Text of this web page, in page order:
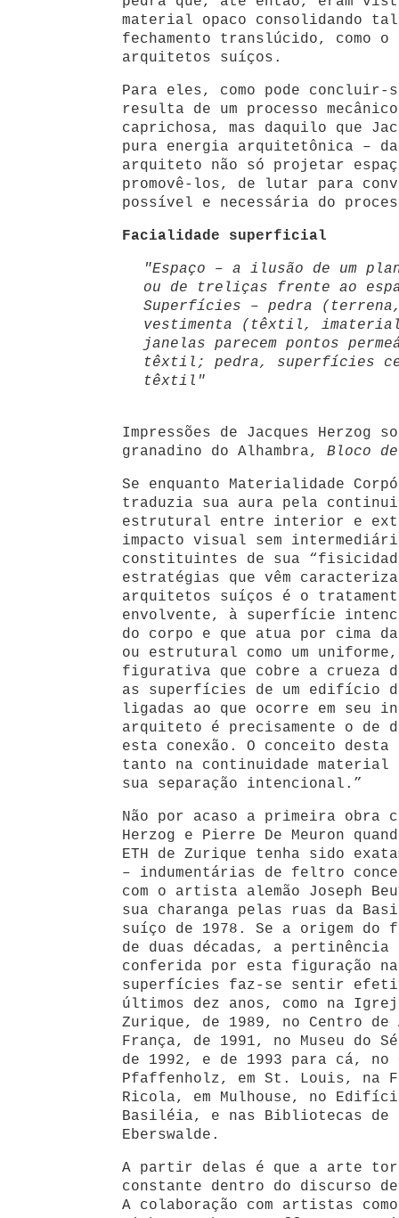
material opaco consolidando
fechamento translúcido, como o
arquitetos suíços.
Para eles, como pode
resulta de um processo
caprichosa, mas daquilo que
pura energia arquitetônica – da
arquiteto não só projetar
promovê-los, de lutar para
possível e necessária do
Facialidade superficial
"Espaço – a ilusão de um
ou de treliças frente ao
Superfícies – pedra
vestimenta (têxtil,
janelas parecem pontos
têxtil; pedra, superfícies
têxtil"
Impressões de Jacques Herzog
granadino do Alhambra, Bloco
Se enquanto Materialidade
traduzia sua aura pela
estrutural entre interior e
impacto visual sem
constituintes de sua
estratégias que vêm
arquitetos suíços é o
envolvente, à superfície
do corpo e que atua por cima
ou estrutural como um uniforme,
figurativa que cobre a crueza
as superfícies de um edifício
ligadas ao que ocorre em seu
arquiteto é precisamente o de
esta conexão. O conceito desta
tanto na continuidade material
sua separação intencional.”
Não por acaso a primeira obra
Herzog e Pierre De Meuron
ETH de Zurique tenha sido
– indumentárias de feltro
com o artista alemão Joseph
sua charanga pelas ruas da
suíço de 1978. Se a origem do
de duas décadas, a
conferida por esta figuração
superfícies faz-se sentir
últimos dez anos, como na
Zurique, de 1989, no Centro
França, de 1991, no Museu do
de 1992, e de 1993 para cá, no
Pfaffenholz, em St. Louis, na
Ricola, em Mulhouse, no
Basiléia, e nas Bibliotecas de
Eberswalde.
A partir delas é que a arte
constante dentro do discurso de
A colaboração com artistas como